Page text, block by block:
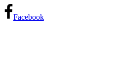
Facebook